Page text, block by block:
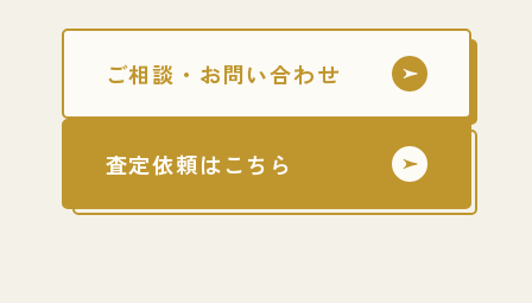
ご相談・お問い合わせ
査定依頼はこちら